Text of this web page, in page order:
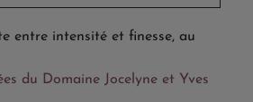
entre intensité et finesse, au
du Domaine Jocelyne et Yves